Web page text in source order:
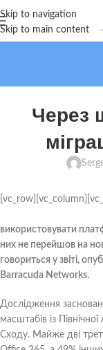
Skip to navigation
Skip to main content
Через
використовувати
них не перейшов на
говориться у звіті,
Barracuda Networks.
Дослідження
масштабів із
Сходу. Майже дві